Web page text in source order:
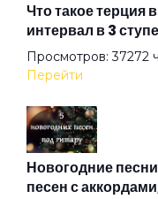
Секс и рок-н-ролл
Я живу так...
Что такое
интервал в 3
Просмотров: 37272
Перейти
Новогодние
песен с